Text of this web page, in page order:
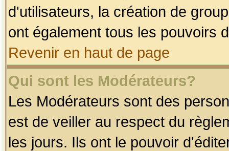
d'utilisateurs, la création de
ont également tous les pouvoirs
Revenir en haut de page
Qui sont les Modérateurs?
Les Modérateurs sont des
est de veiller au respect du
les jours. Ils ont le pouvoir